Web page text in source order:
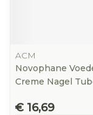
ACM
Novophane
Creme Nagel
€ 16,69